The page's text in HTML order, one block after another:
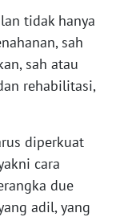
tidak hanya
sah
sah atau
rehabilitasi,
diperkuat
cara
due
adil, yang